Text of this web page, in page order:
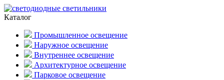
Каталог
Промышленное освещение
Наружное освещение
Внутреннее освещение
Архитектурное освещение
Парковое освещение